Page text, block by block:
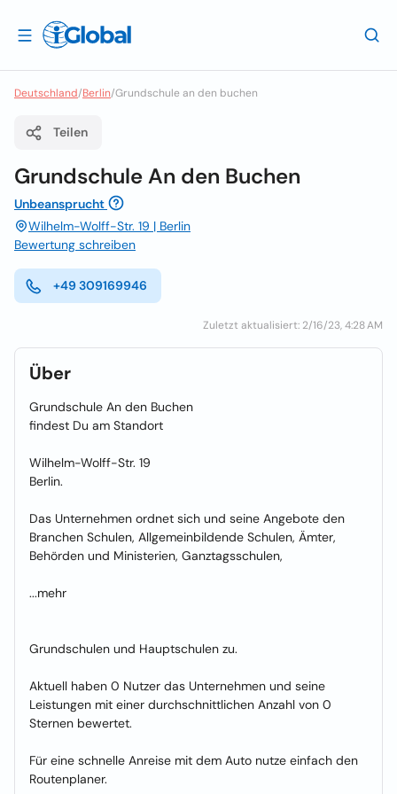
Deutschland/Berlin/Grundschule an den buchen
Teilen
Grundschule An den Buchen
Unbeansprucht
Wilhelm-Wolff-Str. 19 | Berlin
Bewertung schreiben
+49 309169946
Zuletzt aktualisiert: 2/16/23, 4:28 AM
Über
Grundschule An den Buchen
findest Du am Standort
Wilhelm-Wolff-Str. 19
Berlin.
Das Unternehmen ordnet sich und seine Angebote den
Branchen Schulen, Allgemeinbildende Schulen, Ämter,
Behörden und Ministerien, Ganztagsschulen,
...mehr
Grundschulen und Hauptschulen zu.
Aktuell haben 0 Nutzer das Unternehmen und seine
Leistungen mit einer durchschnittlichen Anzahl von 0
Sternen bewertet.
Für eine schnelle Anreise mit dem Auto nutze einfach den
Routenplaner.